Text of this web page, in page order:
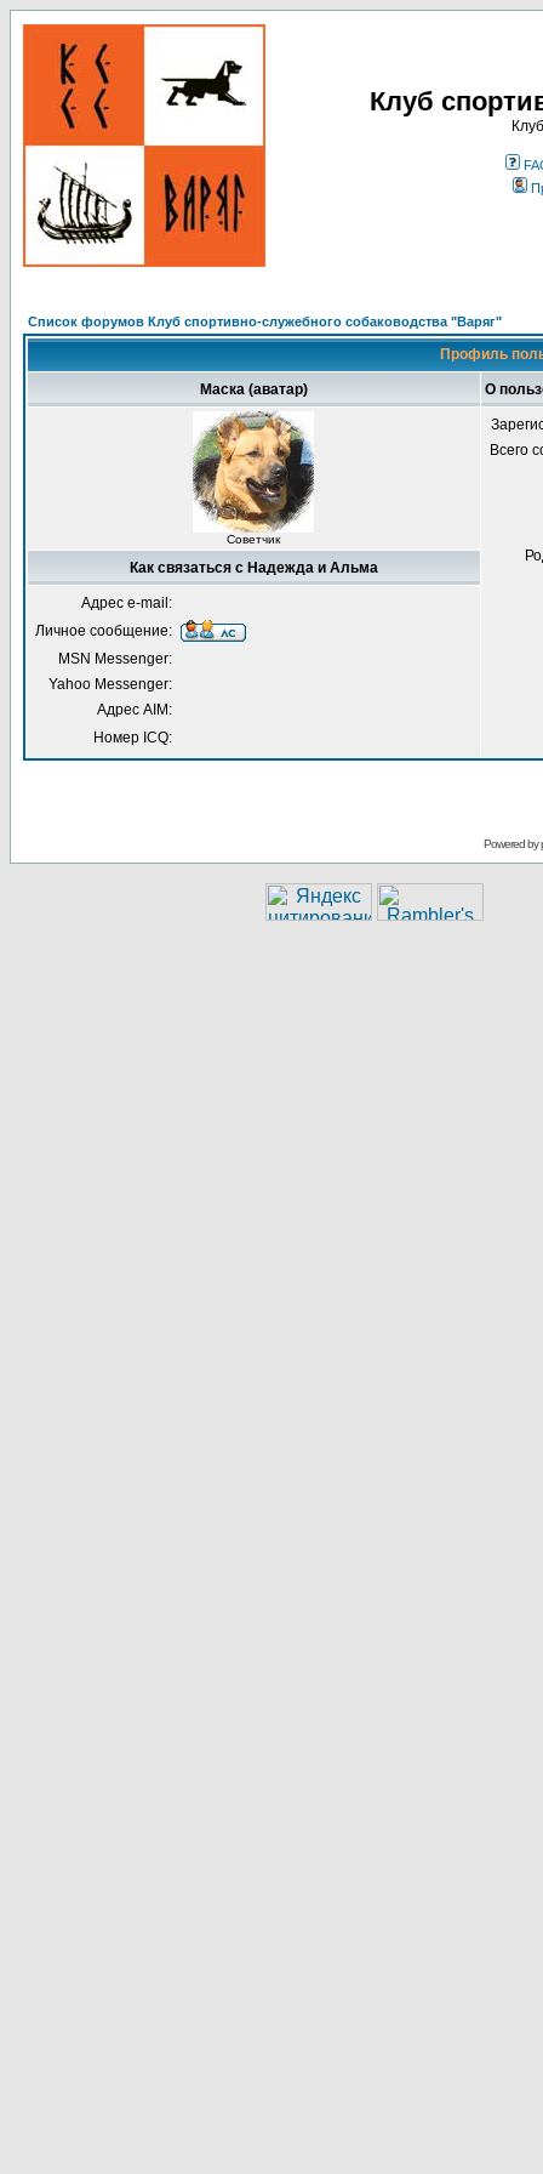
Клуб
Список форумов Клуб спортивно-служебного собаководства "Варяг"
Профиль
Маска (аватар) О
Советчик
Всего
Как связаться с Надежда и Альма
Адрес e-mail:
Личное сообщение:
MSN Messenger:
Yahoo Messenger:
Адрес AIM:
Номер ICQ:
Powered by